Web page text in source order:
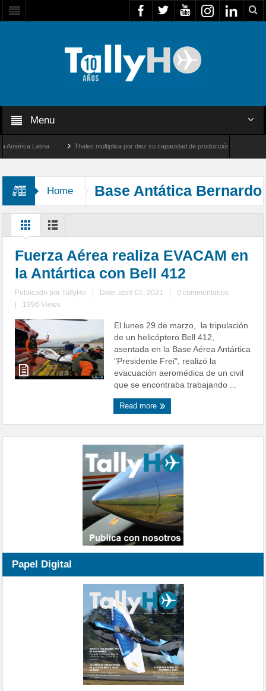
Menu
Latina Thales multiplica por diez su capacidad de producción de radares en
Home
Base Antática Bernardo
O'Higgins
Fuerza Aérea realiza EVACAM en
la Antártica con Bell 412
Publicado porTallyHo Date: abril 01, 2021
0 commentarios
1996 Views
El lunes 29 de marzo, la tripulación
de un helicóptero Bell 412,
asentada en la Base Aérea Antártica
"Presidente Frei", realizó la
evacuación aeromédica de un civil
que se encontraba trabajando ...
Read more
Papel Digital